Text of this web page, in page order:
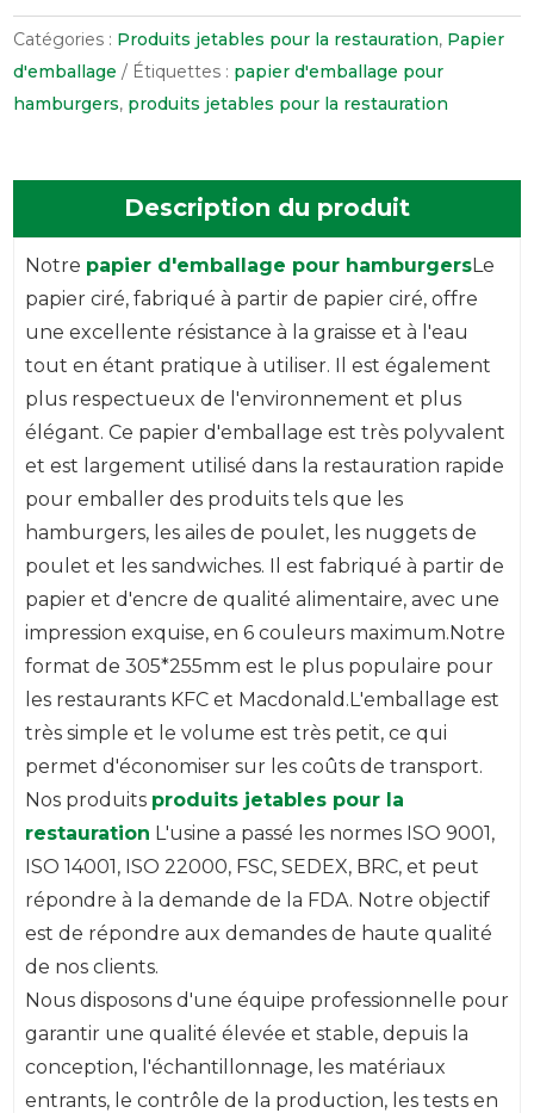
Catégories : Produits jetables pour la restauration, Papier
d'emballage
Étiquettes : papier d'emballage pour
hamburgers, produits jetables pour la restauration
Description du produit
Notre papier d'emballage pour hamburgersLe
papier ciré, fabriqué à partir de papier ciré, offre
une excellente résistance à la graisse et à l'eau
tout en étant pratique à utiliser. Il est également
plus respectueux de l'environnement et plus
élégant. Ce papier d'emballage est très polyvalent
et est largement utilisé dans la restauration rapide
pour emballer des produits tels que les
hamburgers, les ailes de poulet, les nuggets de
poulet et les sandwiches. Il est fabriqué à partir de
papier et d'encre de qualité alimentaire, avec une
impression exquise, en 6 couleurs maximum.Notre
format de 305*255mm est le plus populaire pour
les restaurants KFC et Macdonald.L'emballage est
très simple et le volume est très petit, ce qui
permet d'économiser sur les coûts de transport.
Nos produits produits jetables pour la
restauration L'usine a passé les normes ISO 9001,
ISO 14001, ISO 22000, FSC, SEDEX, BRC, et peut
répondre à la demande de la FDA. Notre objectif
est de répondre aux demandes de haute qualité
de nos clients.
Nous disposons d'une équipe professionnelle pour
garantir une qualité élevée et stable, depuis la
conception, l'échantillonnage, les matériaux
entrants, le contrôle de la production, les tests en